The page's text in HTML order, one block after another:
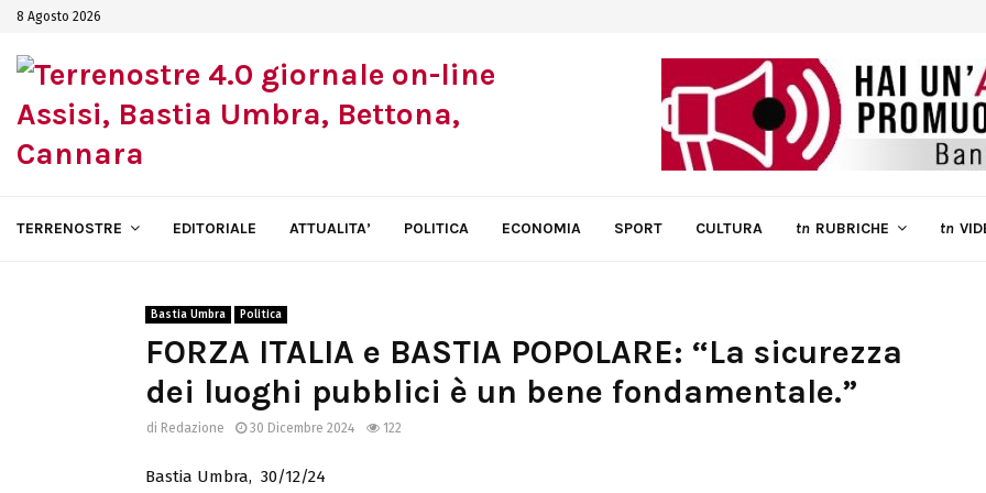
8 Agosto 2026
TERRENOSTRE EDITORIALE ATTUALITA’ POLITICA ECONOMIA SPORT CULTURA tn RUBRICHE tn
Bastia Umbra Politica
FORZA ITALIA e BASTIA POPOLARE: “La sicurezza
dei luoghi pubblici è un bene fondamentale.”
di Redazione 30 Dicembre 2024 122
Bastia Umbra, 30/12/24